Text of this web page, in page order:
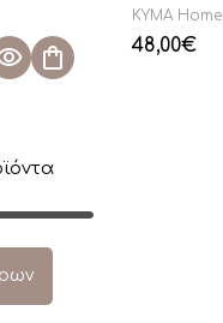
KYMA Home
48,00€